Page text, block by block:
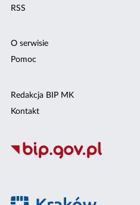
RSS
O serwisie
Pomoc
Redakcja BIP MK
Kontakt